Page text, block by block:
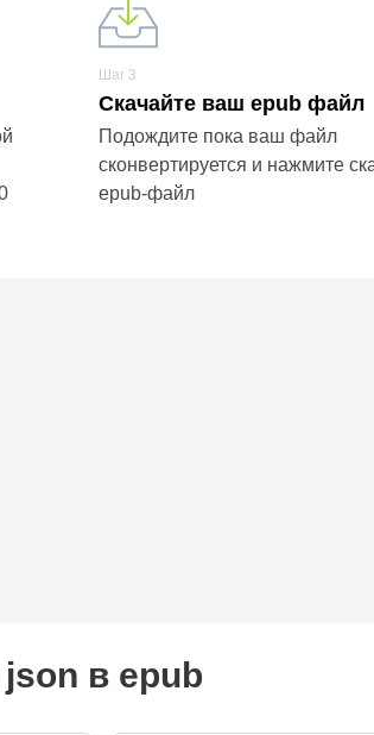
Шаг 3
Скачайте ваш epub файл
Подождите пока ваш файл
сконвертируется и нажмите
epub-файл
в epub